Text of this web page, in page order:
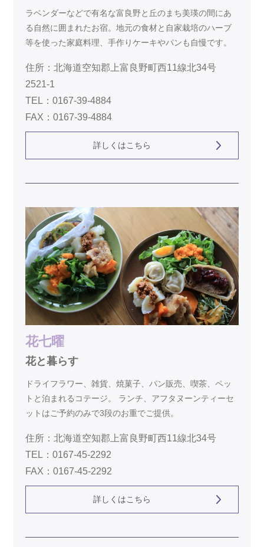
ラベンダーなどで有名な富良野と丘のまち美瑛の間にあ
る自然に囲まれたお宿。地元の食材と自家栽培のハーブ
等を使った家庭料理、手作りケーキやパンも自慢です。
住所：北海道空知郡上富良野町西11線北34号
2521-1
TEL：0167-39-4884
FAX：0167-39-4884
詳しくはこちら
花七曜
花と暮らす
ドライフラワー、雑貨、焼菓子、パン販売、喫茶、ペッ
トと泊まれるコテージ。 ランチ、アフタヌーンティーセ
ットはご予約のみで3段のお重でご提供。
住所：北海道空知郡上富良野町西11線北34号
TEL：0167-45-2292
FAX：0167-45-2292
詳しくはこちら